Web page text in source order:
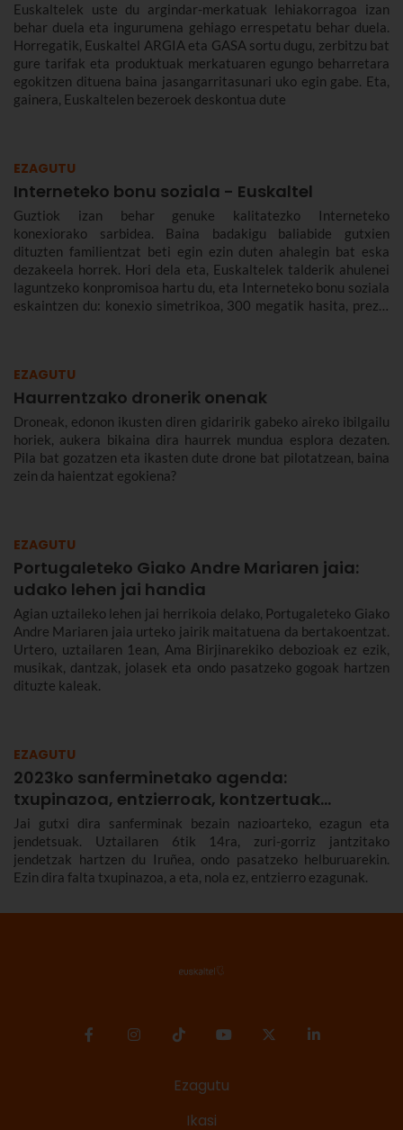
Euskaltelek uste du argindar-merkatuak lehiakorragoa izan
behar duela eta ingurumena gehiago errespetatu behar duela.
Horregatik, Euskaltel ARGIA eta GASA sortu dugu, zerbitzu bat
gure tarifak eta produktuak merkatuaren egungo beharretara
egokitzen dituena baina jasangarritasunari uko egin gabe. Eta,
gainera, Euskaltelen bezeroek deskontua dute
EZAGUTU
Interneteko bonu soziala - Euskaltel
Guztiok izan behar genuke kalitatezko Interneteko
konexiorako sarbidea. Baina badakigu baliabide gutxien
dituzten familientzat beti egin ezin duten ahalegin bat eska
dezakeela horrek. Hori dela eta, Euskaltelek talderik ahulenei
laguntzeko konpromisoa hartu du, eta Interneteko bonu soziala
eskaintzen du: konexio simetrikoa, 300 megatik hasita, prezio
EZAGUTU
Haurrentzako dronerik onenak
Droneak, edonon ikusten diren gidaririk gabeko aireko ibilgailu
horiek, aukera bikaina dira haurrek mundua esplora dezaten.
Pila bat gozatzen eta ikasten dute drone bat pilotatzean, baina
zein da haientzat egokiena?
EZAGUTU
Portugaleteko Giako Andre Mariaren jaia:
udako lehen jai handia
Agian uztaileko lehen jai herrikoia delako, Portugaleteko Giako
Andre Mariaren jaia urteko jairik maitatuena da bertakoentzat.
Urtero, uztailaren 1ean, Ama Birjinarekiko debozioak ez ezik,
musikak, dantzak, jolasek eta ondo pasatzeko gogoak hartzen
dituzte kaleak.
EZAGUTU
2023ko sanferminetako agenda:
txupinazoa, entzierroak, kontzertuak…
Jai gutxi dira sanferminak bezain nazioarteko, ezagun eta
jendetsuak. Uztailaren 6tik 14ra, zuri-gorriz jantzitako
jendetzak hartzen du Iruñea, ondo pasatzeko helburuarekin.
Ezin dira falta txupinazoa, a eta, nola ez, entzierro ezagunak.
Ezagutu
Ikasi